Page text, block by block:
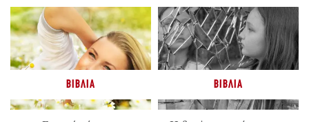
ΒΙΒΛΊΑ ΒΙΒΛΊΑ